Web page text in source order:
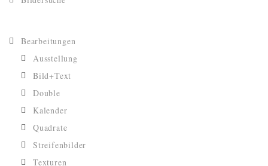
Bearbeitungen
Ausstellung
Bild+Text
Double
Kalender
Quadrate
Streifenbilder
Texturen